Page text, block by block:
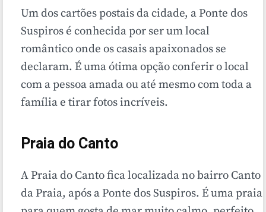
Um dos cartões postais da cidade, a Ponte dos
Suspiros é conhecida por ser um local
romântico onde os casais apaixonados se
declaram. É uma ótima opção conferir o local
com a pessoa amada ou até mesmo com toda a
família e tirar fotos incríveis.
Praia do Canto
A Praia do Canto fica localizada no bairro Canto
da Praia, após a Ponte dos Suspiros. É uma praia